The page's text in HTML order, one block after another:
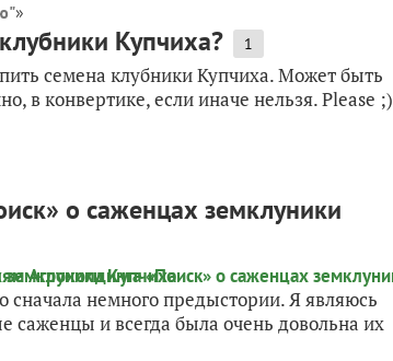
»
Купчиха? 1
семена клубники Купчиха. Может быть
в конвертике, если иначе нельзя. Please ;)
о саженцах земклуники
сначала немного предыстории. Я являюсь
саженцы и всегда была очень довольна их